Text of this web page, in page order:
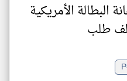
البطالة الأمريكية